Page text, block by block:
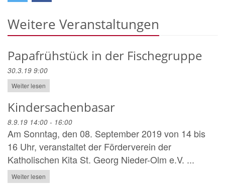
Weitere Veranstaltungen
Papafrühstück in der Fischegruppe
30.3.19 9:00
Weiter lesen
Kindersachenbasar
8.9.19 14:00 - 16:00
Am Sonntag, den 08. September 2019 von 14 bis
16 Uhr, veranstaltet der Förderverein der
Katholischen Kita St. Georg Nieder-Olm e.V. ...
Weiter lesen